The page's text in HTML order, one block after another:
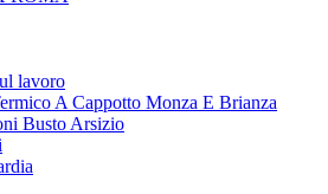
lavoro
A Cappotto Monza E Brianza
Busto Arsizio